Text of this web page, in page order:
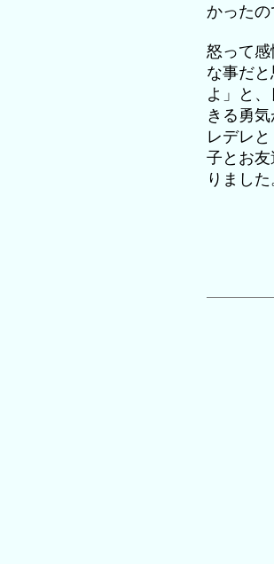
かったの
怒って
な事だ
よ」と
きる勇
レデレ
子とお
りまし